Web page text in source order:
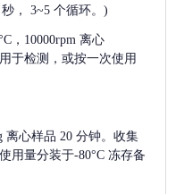
， 3~5 个循环。)
，10000rpm 离心
于检测，或按一次使用
离心样品 20 分钟。收集
用量分装于-80°C 冻存备